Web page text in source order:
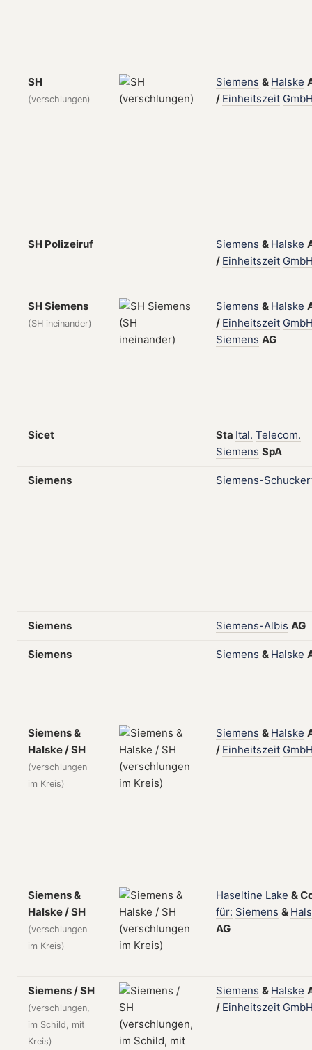
SH
(verschlungen)
Siemens & Halske
/ Einheitszeit
SH Polizeiruf Siemens & Halske
/ Einheitszeit
SH Siemens
(SH ineinander)
Siemens & Halske
/ Einheitszeit
Siemens AG
Sicet Sta Ital. Telecom.
Siemens SpA
Siemens Siemens-
Siemens Siemens-Albis AG
Siemens Siemens & Halske
Siemens &
Halske / SH
(verschlungen
im Kreis)
Siemens & Halske
/ Einheitszeit
Siemens &
Halske / SH
(verschlungen
im Kreis)
Haseltine Lake &
für: Siemens &
AG
Siemens / SH
(verschlungen,
im Schild, mit
Kreis)
Siemens & Halske
/ Einheitszeit